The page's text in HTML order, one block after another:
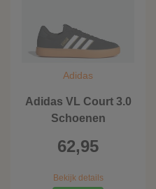
Adidas
Adidas VL Court 3.0
Schoenen
62,95
Bekijk details